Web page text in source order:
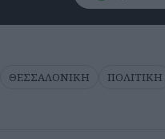
ΘΕΣΣΑΛΟΝΙΚΗ ΠΟΛΙΤΙΚΗ